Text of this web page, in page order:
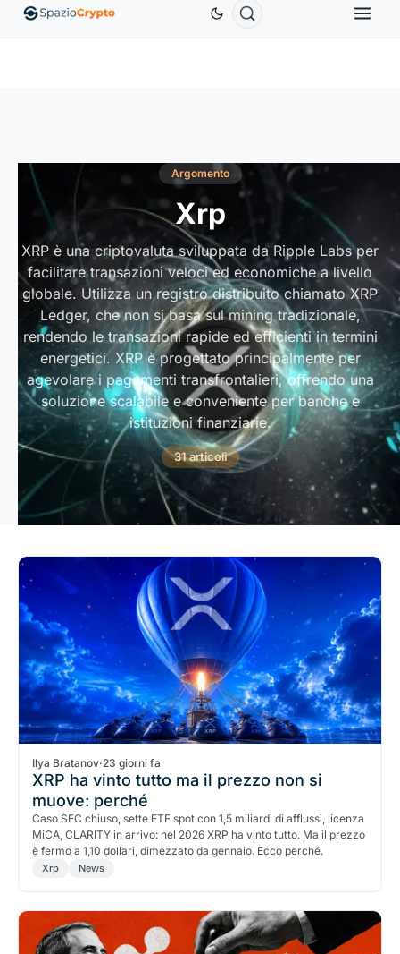
EthereumETH1.880,58 USD TetherUSDT ↑0.00%
Argomento
Xrp
XRP è una criptovaluta sviluppata da Ripple Labs per
facilitare transazioni veloci ed economiche a livello
globale. Utilizza un registro distribuito chiamato XRP
Ledger, che non si basa sul mining tradizionale,
rendendo le transazioni rapide ed efficienti in termini
energetici. XRP è progettato principalmente per
agevolare i pagamenti transfrontalieri, offrendo una
soluzione scalabile e conveniente per banche e
istituzioni finanziarie.
31 articoli
Ilya Bratanov·23 giorni fa
XRP ha vinto tutto ma il prezzo non si
muove: perché
Caso SEC chiuso, sette ETF spot con 1,5 miliardi di afflussi, licenza
MiCA, CLARITY in arrivo: nel 2026 XRP ha vinto tutto. Ma il prezzo
è fermo a 1,10 dollari, dimezzato da gennaio. Ecco perché.
Xrp News